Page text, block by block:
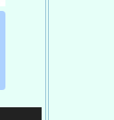
de
au
à